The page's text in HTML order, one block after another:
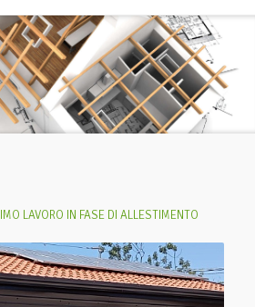
LAVORO IN FASE DI ALLESTIMENTO